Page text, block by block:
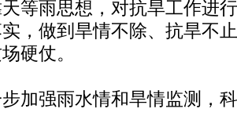
等雨思想，对抗旱工作进
，做到旱情不除、抗旱不
硬仗。
强雨水情和旱情监测，